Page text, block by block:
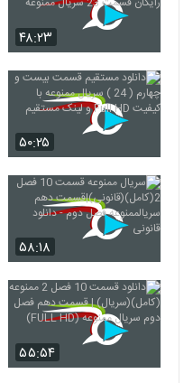
۴۸:۲۳
۵۰:۲۵
۵۸:۱۸
۵۵:۵۴